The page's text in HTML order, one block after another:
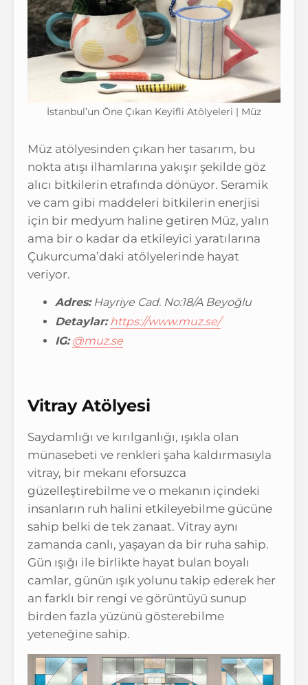
İstanbul’un Öne Çıkan Keyifli Atölyeleri | Müz
Müz atölyesinden çıkan her tasarım, bu
nokta atışı ilhamlarına yakışır şekilde göz
alıcı bitkilerin etrafında dönüyor. Seramik
ve cam gibi maddeleri bitkilerin enerjisi
için bir medyum haline getiren Müz, yalın
ama bir o kadar da etkileyici yaratılarına
Çukurcuma’daki atölyelerinde hayat
veriyor.
Adres:Hayriye Cad. No:18/A Beyoğlu
Detaylar: https://www.muz.se/
IG: @muz.se
Vitray Atölyesi
Saydamlığı ve kırılganlığı, ışıkla olan
münasebeti ve renkleri şaha kaldırmasıyla
vitray, bir mekanı eforsuzca
güzelleştirebilme ve o mekanın içindeki
insanların ruh halini etkileyebilme gücüne
sahip belki de tek zanaat. Vitray aynı
zamanda canlı, yaşayan da bir ruha sahip.
Gün ışığı ile birlikte hayat bulan boyalı
camlar, günün ışık yolunu takip ederek her
an farklı bir rengi ve görüntüyü sunup
birden fazla yüzünü gösterebilme
yeteneğine sahip.